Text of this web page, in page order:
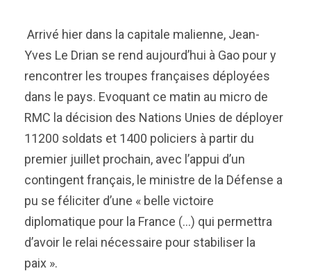
Arrivé hier dans la capitale malienne, Jean-
Yves Le Drian se rend aujourd’hui à Gao pour y
rencontrer les troupes françaises déployées
dans le pays. Evoquant ce matin au micro de
RMC la décision des Nations Unies de déployer
11200 soldats et 1400 policiers à partir du
premier juillet prochain, avec l’appui d’un
contingent français, le ministre de la Défense a
pu se féliciter d’une « belle victoire
diplomatique pour la France (…) qui permettra
d’avoir le relai nécessaire pour stabiliser la
paix ».